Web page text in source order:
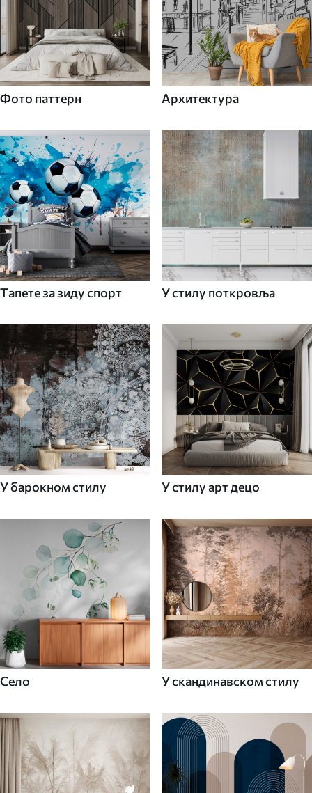
Фото паттерн Архитектура
Tапете за зиду спорт У стилу поткровља
У барокном стилу У стилу арт децо
Село У скандинавском стилу